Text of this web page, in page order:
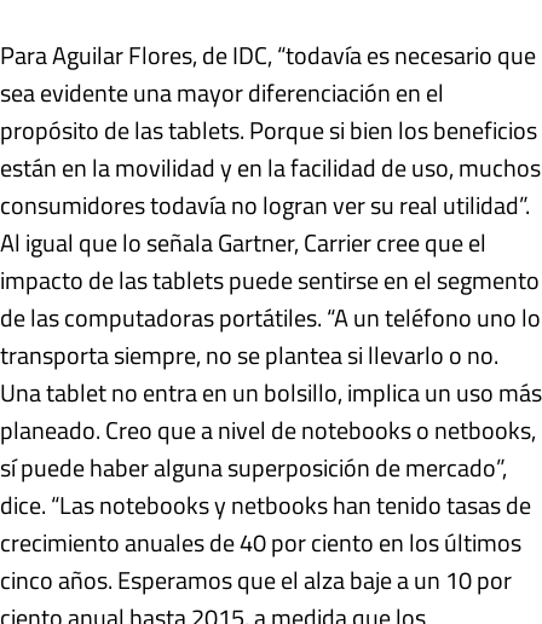
Para Aguilar Flores, de IDC, “todavía es necesario que
sea evidente una mayor diferenciación en el
propósito de las tablets. Porque si bien los beneficios
están en la movilidad y en la facilidad de uso, muchos
consumidores todavía no logran ver su real utilidad”.
Al igual que lo señala Gartner, Carrier cree que el
impacto de las tablets puede sentirse en el segmento
de las computadoras portátiles. “A un teléfono uno lo
transporta siempre, no se plantea si llevarlo o no.
Una tablet no entra en un bolsillo, implica un uso más
planeado. Creo que a nivel de notebooks o netbooks,
sí puede haber alguna superposición de mercado”,
dice. “Las notebooks y netbooks han tenido tasas de
crecimiento anuales de 40 por ciento en los últimos
cinco años. Esperamos que el alza baje a un 10 por